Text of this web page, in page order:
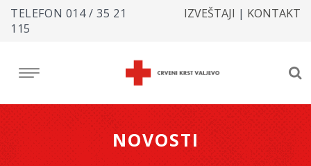
TELEFON 014 / 35 21
115
IZVEŠTAJI | KONTAKT
NOVOSTI